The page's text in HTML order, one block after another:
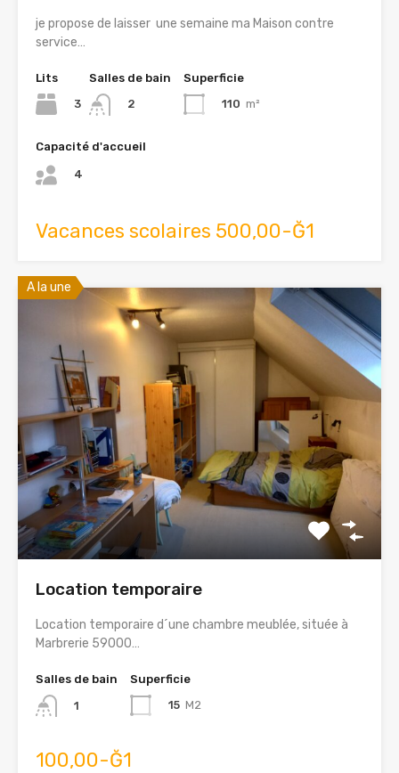
je propose de laisser une semaine ma Maison contre
service…
Lits
3
Salles de bain
2
Superficie
110 m²
Capacité d'accueil
4
Vacances scolaires 500,00-Ğ1
A la une
Location temporaire
Location temporaire d´une chambre meublée, située à
Marbrerie 59000…
Salles de bain
1
Superficie
15 M2
100,00-Ğ1